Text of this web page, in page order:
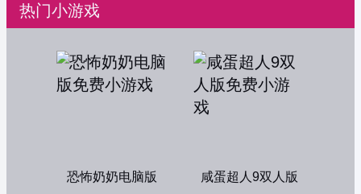
热门小游戏
恐怖奶奶电脑版 咸蛋超人9双人版